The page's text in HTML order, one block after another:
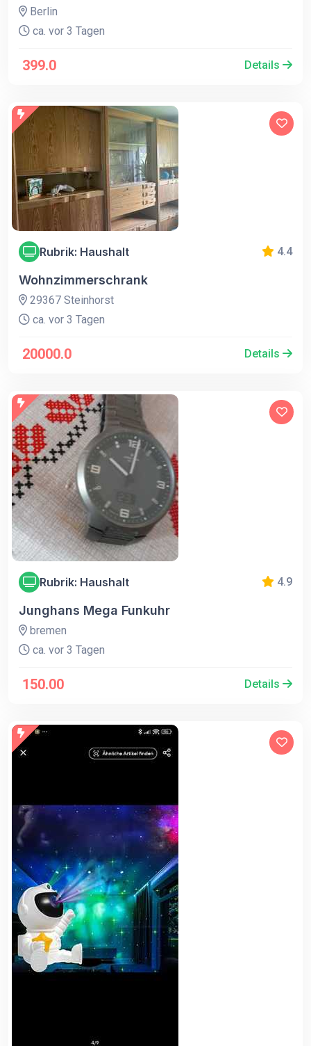
Berlin
ca. vor 3 Tagen
399.0 Details
Rubrik: Haushalt 4.4
Wohnzimmerschrank
29367 Steinhorst
ca. vor 3 Tagen
20000.0 Details
Rubrik: Haushalt 4.9
Junghans Mega Funkuhr
bremen
ca. vor 3 Tagen
150.00 Details